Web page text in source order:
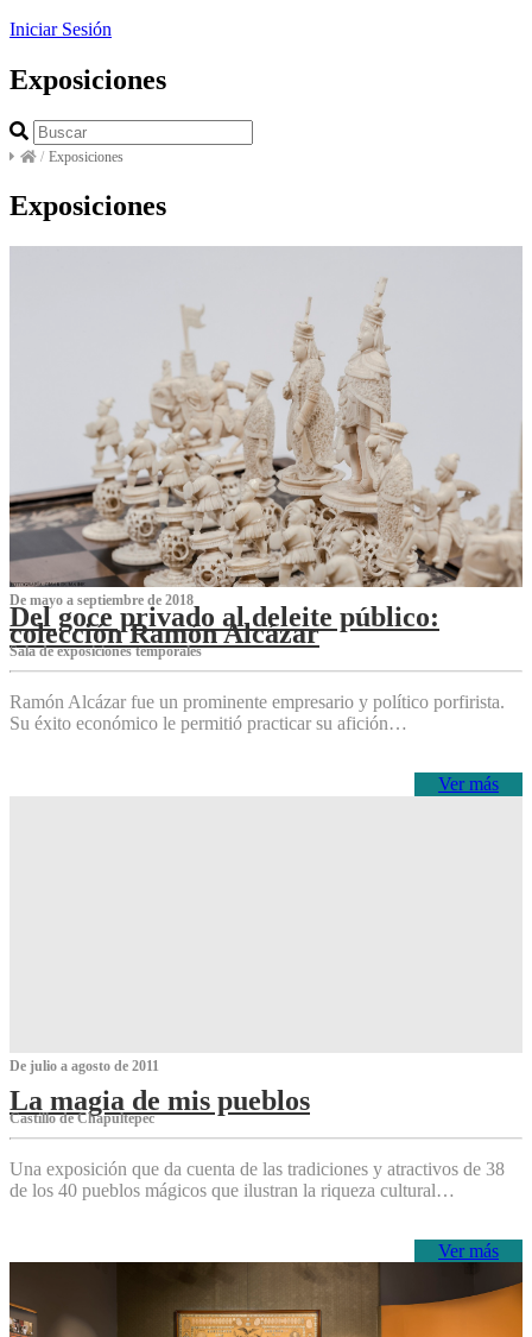
Iniciar Sesión
Exposiciones
/ Exposiciones
Exposiciones
De mayo a septiembre de 2018
Del goce privado al deleite público:
colección Ramón Alcázar
Sala de exposiciones temporales
Ramón Alcázar fue un prominente empresario y político porfirista.
Su éxito económico le permitió practicar su afición…
Ver más
De julio a agosto de 2011
La magia de mis pueblos
Castillo de Chapultepec
Una exposición que da cuenta de las tradiciones y atractivos de 38
de los 40 pueblos mágicos que ilustran la riqueza cultural…
Ver más